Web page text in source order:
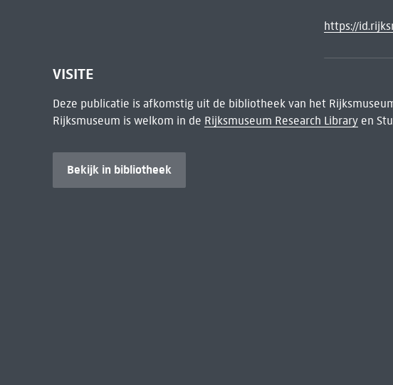
https://
VISITE
Deze publicatie is afkomstig uit de bibliotheek van het
Rijksmuseum is welkom in de Rijksmuseum Research Libraryen
Bekijk in bibliotheek